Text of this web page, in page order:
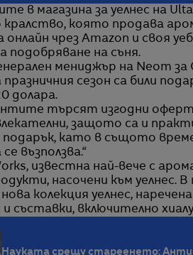
в магазина за уелнес на
която продава
онлайн чрез Amazon и своя
подобряване на съня.
мениджър на Neom
празничния сезон са били
долара.
търсят изгодни
защото са и
подарък, като в същото
възползва.“
известна най-вече с
насочени към уелнес.
нова колекция уелнес,
и съставки, включително
Науката срещу стареенето: